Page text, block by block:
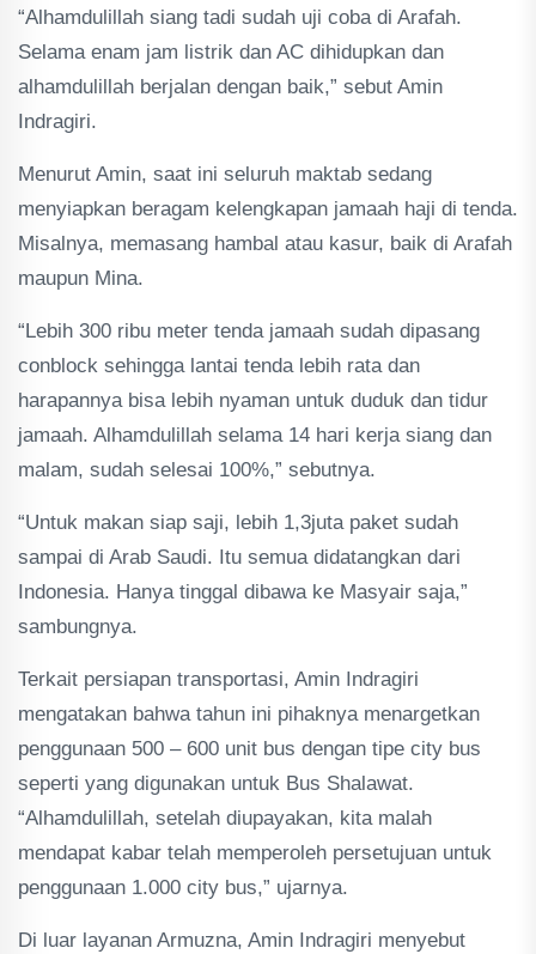
“Alhamdulillah siang tadi sudah uji coba di Arafah.
Selama enam jam listrik dan AC dihidupkan dan
alhamdulillah berjalan dengan baik,” sebut Amin
Indragiri.
Menurut Amin, saat ini seluruh maktab sedang
menyiapkan beragam kelengkapan jamaah haji di tenda.
Misalnya, memasang hambal atau kasur, baik di Arafah
maupun Mina.
“Lebih 300 ribu meter tenda jamaah sudah dipasang
conblock sehingga lantai tenda lebih rata dan
harapannya bisa lebih nyaman untuk duduk dan tidur
jamaah. Alhamdulillah selama 14 hari kerja siang dan
malam, sudah selesai 100%,” sebutnya.
“Untuk makan siap saji, lebih 1,3juta paket sudah
sampai di Arab Saudi. Itu semua didatangkan dari
Indonesia. Hanya tinggal dibawa ke Masyair saja,”
sambungnya.
Terkait persiapan transportasi, Amin Indragiri
mengatakan bahwa tahun ini pihaknya menargetkan
penggunaan 500 – 600 unit bus dengan tipe city bus
seperti yang digunakan untuk Bus Shalawat.
“Alhamdulillah, setelah diupayakan, kita malah
mendapat kabar telah memperoleh persetujuan untuk
penggunaan 1.000 city bus,” ujarnya.
Di luar layanan Armuzna, Amin Indragiri menyebut